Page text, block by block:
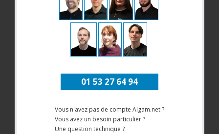
01 53 27 64 94
Vous n'avez pas de compte Algam.net ?
Vous avez un besoin particulier ?
Une question technique ?